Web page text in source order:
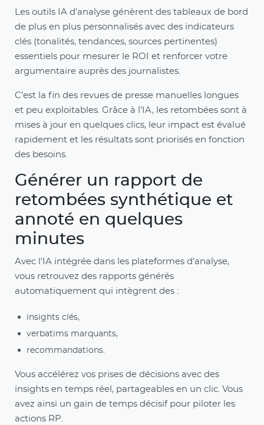
Les outils IA d’analyse génèrent des tableaux de bord
de plus en plus personnalisés avec des indicateurs
clés (tonalités, tendances, sources pertinentes)
essentiels pour mesurer le ROI et renforcer votre
argumentaire auprès des journalistes.
C’est la fin des revues de presse manuelles longues
et peu exploitables. Grâce à l’IA, les retombées sont à
mises à jour en quelques clics, leur impact est évalué
rapidement et les résultats sont priorisés en fonction
des besoins.
Générer un rapport de
retombées synthétique et
annoté en quelques
minutes
Avec l’IA intégrée dans les plateformes d’analyse,
vous retrouvez des rapports générés
automatiquement qui intègrent des :
insights clés,
verbatims marquants,
recommandations.
Vous accélérez vos prises de décisions avec des
insights en temps réel, partageables en un clic. Vous
avez ainsi un gain de temps décisif pour piloter les
actions RP.